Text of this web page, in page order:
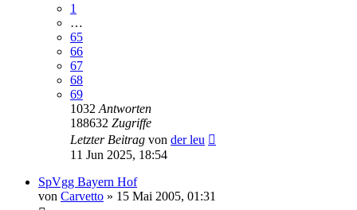
1
…
65
66
67
68
69
1032 Antworten
188632 Zugriffe
Letzter Beitrag von der leu
11 Jun 2025, 18:54
SpVgg Bayern Hof
von Carvetto » 15 Mai 2005, 01:31